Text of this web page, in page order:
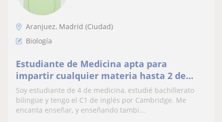
Aranjuez, Madrid (Ciudad)
Biología
Estudiante de Medicina apta para
impartir cualquier materia hasta 2 de
bachillerato de ciencias de la salud.
También inglés
Soy estudiante de 4 de medicina, estudié bachillerato
bilingüe y tengo el C1 de inglés por Cambridge. Me
encanta enseñar, y enseñando tambi...